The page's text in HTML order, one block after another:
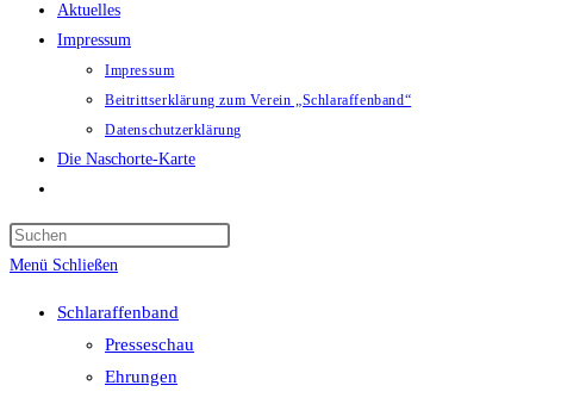
Aktuelles
Impressum
Impressum
Beitrittserklärung zum Verein „Schlaraffenband“
Datenschutzerklärung
Die Naschorte-Karte
umschalten
Menü Schließen
Schlaraffenband
Presseschau
Ehrungen